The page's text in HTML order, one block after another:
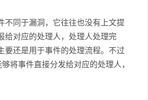
不同于漏洞，它往往也没有上文提
给对应的处理人，处理人处理完
要还是用于事件的处理流程。不过
将事件直接分发给对应的处理人，